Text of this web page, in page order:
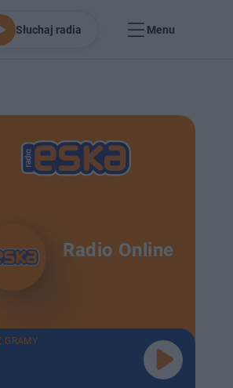
Słuchaj radia Menu
Radio Online
GRAMY